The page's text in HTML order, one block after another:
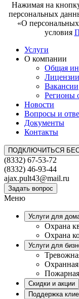
Нажимая на
персональных
«О
условия
Услуги
О компании
Общая
Лицензии
Вакансии
Регионы
Новости
Вопросы и
Документы
Контакты
ПОДКЛЮЧИТЬСЯ
(8332) 67-53-72
(8332) 46-93-44
ajax.pult43@mail.ru
Задать вопрос
Меню
Услуги для
Охрана
Охрана
Услуги для
Скидки и акции
Поддержка